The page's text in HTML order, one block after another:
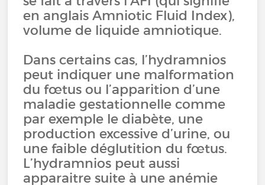
en anglais Amniotic Fluid Index),
volume de liquide amniotique.
Dans certains cas, l’hydramnios
peut indiquer une malformation
du fœtus ou l’apparition d’une
maladie gestationnelle comme
par exemple le diabète, une
production excessive d’urine, ou
une faible déglutition du fœtus.
L’hydramnios peut aussi
apparaitre suite à une anémie